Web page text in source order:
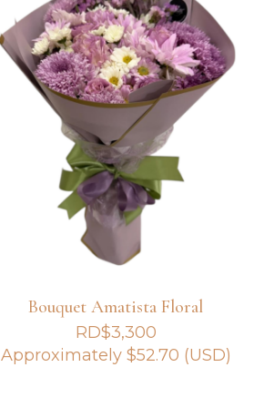
Bouquet Amatista Floral
RD$3,300
Approximately $52.70 (USD)